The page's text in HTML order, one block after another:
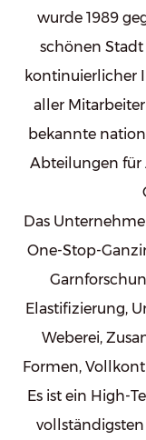
wurde 1989
schönen Stadt
kontinuierlicher
aller
bekannte
Abteilungen für
Das
One-Stop-
Elastifizierung,
Weberei,
Formen,
Es ist ein High-